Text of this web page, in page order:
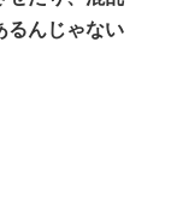
るんじゃない